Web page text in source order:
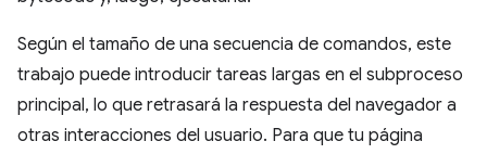
Según el tamaño de una secuencia de comandos, este
trabajo puede introducir tareas largas en el subproceso
principal, lo que retrasará la respuesta del navegador a
otras interacciones del usuario. Para que tu página